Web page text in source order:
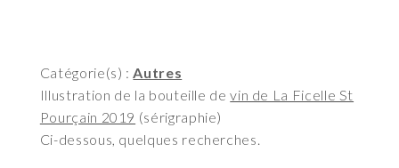
Catégorie(s) :Autres
Illustration de la bouteille devin de La Ficelle St
Pourçain 2019 (sérigraphie)
Ci-dessous, quelques recherches.